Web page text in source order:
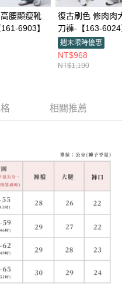
腰顯瘦靴
6903】
復古刷色 修肉肉
刀褲-【163-
週末限時優惠
NT$968
NT$1,190
相關推薦